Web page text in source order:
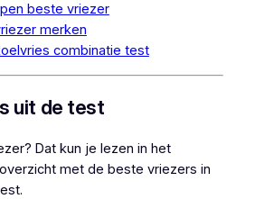
beste vriezer
merken
combinatie test
uit de test
Dat kun je lezen in het
met de beste vriezers in